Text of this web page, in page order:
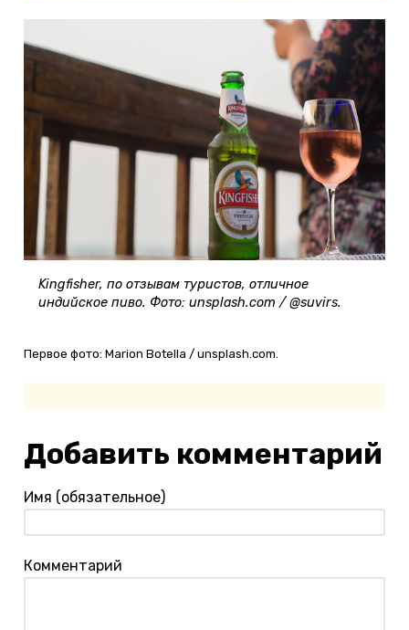
Kingfisher, по отзывам туристов, отличное
индийское пиво. Фото: unsplash.com / @suvirs.
Первое фото: Marion Botella / unsplash.com.
Добавить комментарий
Имя (обязательное)
Комментарий